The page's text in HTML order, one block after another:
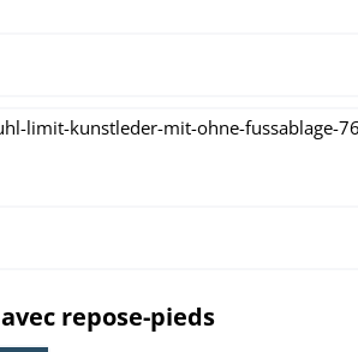
avec repose-piedsselect